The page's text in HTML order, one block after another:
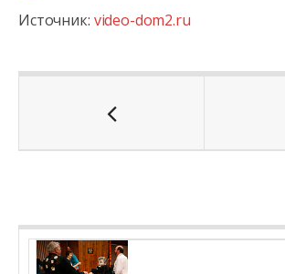
Источник: video-dom2.ru